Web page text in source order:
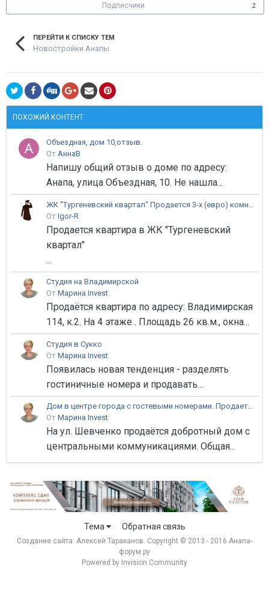
Подписчики 2
ПЕРЕЙТИ К СПИСКУ ТЕМ
Новостройки Анапы
ПОХОЖИЙ КОНТЕНТ
Объездная, дом 10,отзыв.
От АннаВ
Напишу общий отзыв о доме по адресу:
Анапа, улица Объездная, 10. Не нашла...
От Igor-R
Продается квартира в ЖК "Тургеневский
квартал"
...
Студия на Владимирской
От Марина Invest
Продаётся квартира по адресу: Владимирская
114, к.2. На 4 этаже . Площадь 26 кв.м., окна...
Студия в Сукко
От Марина Invest
Появилась новая тенденция - разделять
гостиничные номера и продавать...
Дом в центре города с гостевыми номерами. Продается.
От Марина Invest
На ул. Шевченко продаётся добротный дом с
центральными коммуникациями. Общая...
Тема Обратная связь
Создание сайта: Алексей Тараканов . Copyright © 2013 - 2016 Анапа-
форум.ру
Powered by Invision Community